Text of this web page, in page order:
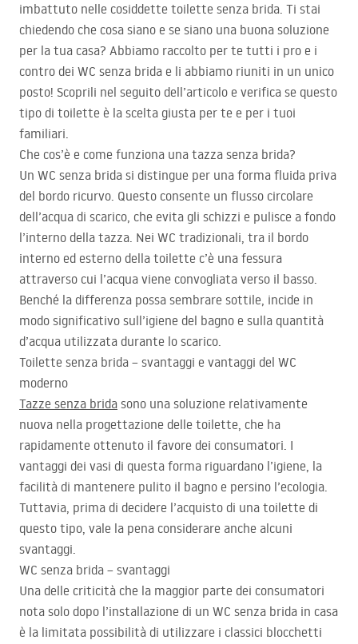
imbattuto nelle cosiddette toilette senza brida. Ti stai
chiedendo che cosa siano e se siano una buona soluzione
per la tua casa? Abbiamo raccolto per te tutti i pro e i
contro dei WC senza brida e li abbiamo riuniti in un unico
posto! Scoprili nel seguito dell’articolo e verifica se questo
tipo di toilette è la scelta giusta per te e per i tuoi
familiari.
Che cos’è e come funziona una tazza senza brida?
Un WC senza brida si distingue per una forma fluida priva
del bordo ricurvo. Questo consente un flusso circolare
dell’acqua di scarico, che evita gli schizzi e pulisce a fondo
l’interno della tazza. Nei WC tradizionali, tra il bordo
interno ed esterno della toilette c’è una fessura
attraverso cui l’acqua viene convogliata verso il basso.
Benché la differenza possa sembrare sottile, incide in
modo significativo sull’igiene del bagno e sulla quantità
d’acqua utilizzata durante lo scarico.
Toilette senza brida – svantaggi e vantaggi del WC
moderno
Tazze senza brida sono una soluzione relativamente
nuova nella progettazione delle toilette, che ha
rapidamente ottenuto il favore dei consumatori. I
vantaggi dei vasi di questa forma riguardano l’igiene, la
facilità di mantenere pulito il bagno e persino l’ecologia.
Tuttavia, prima di decidere l’acquisto di una toilette di
questo tipo, vale la pena considerare anche alcuni
svantaggi.
WC senza brida – svantaggi
Una delle criticità che la maggior parte dei consumatori
nota solo dopo l’installazione di un WC senza brida in casa
è la limitata possibilità di utilizzare i classici blocchetti